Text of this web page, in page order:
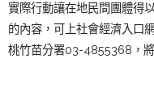
實際行動讓在地民間團體得
的內容，可上社會經濟入
桃竹苗分署03-4855368，